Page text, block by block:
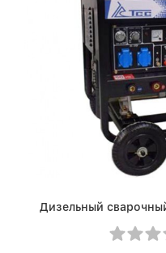
Дизельный